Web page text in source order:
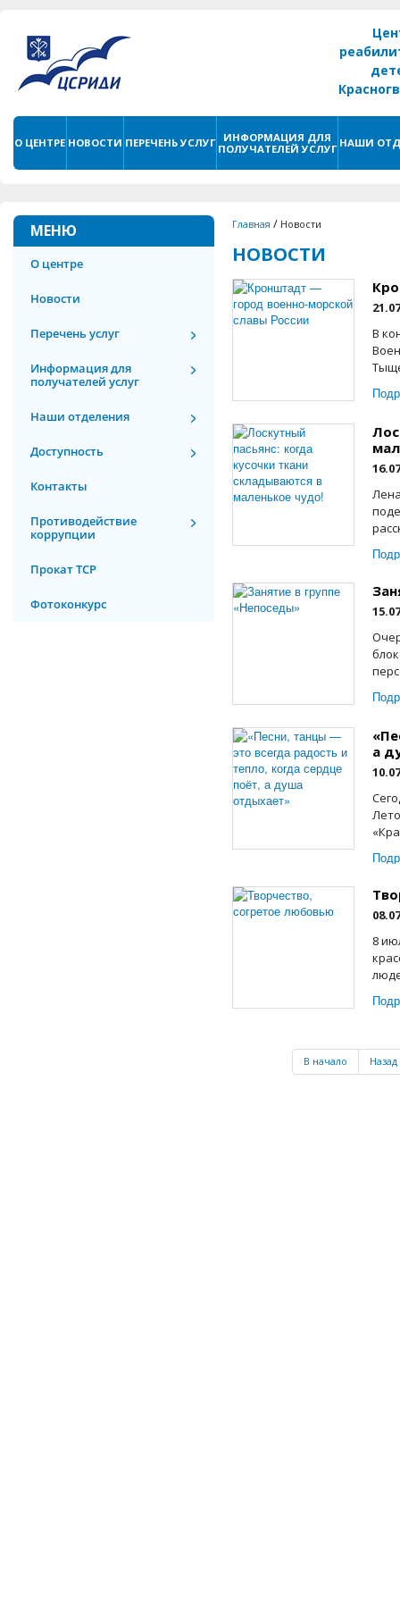
О ЦЕНТРЕ НОВОСТИ ПЕРЕЧЕНЬ УСЛУГ
ИНФОРМАЦИЯ ДЛЯ
ПОЛУЧАТЕЛЕЙ УСЛУГ НАШИ
МЕНЮ
О центре
Новости
Перечень услуг
Информация для
получателей услуг
Наши отделения
Доступность
Контакты
Противодействие
коррупции
Прокат ТСР
Фотоконкурс
Главная / Новости
НОВОСТИ
В
а
8
В начало Назад